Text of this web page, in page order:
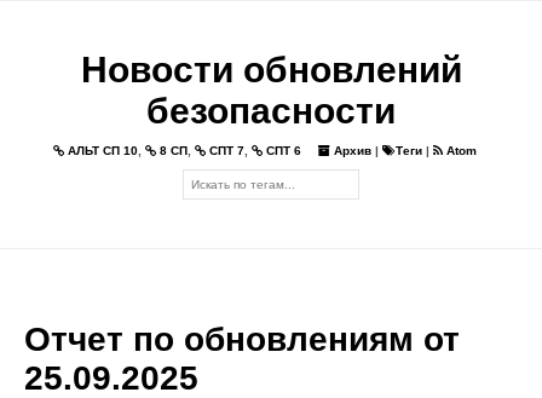
Новости обновлений
безопасности
АЛЬТ СП 10 8 СП СПТ 7 СПТ 6 Архив | Теги | Atom
Отчет по обновлениям от
25.09.2025